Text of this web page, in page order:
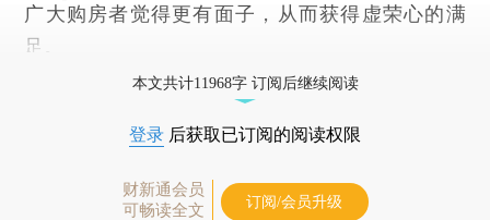
广大购房者觉得更有面子，从而获得虚荣心的满
足。
本文共计11968字 订阅后继续阅读
登录 后获取已订阅的阅读权限
财新通会员
可畅读全文
订阅/会员升级